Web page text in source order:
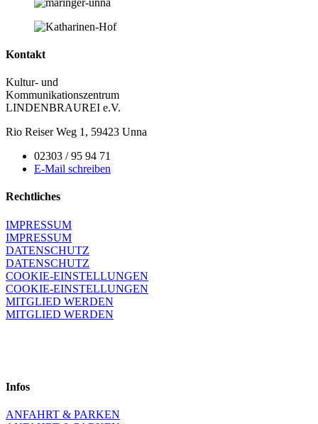
Kontakt
Kultur- und
Kommunikationszentrum
LINDENBRAUREI e.V.
Rio Reiser Weg 1, 59423 Unna
02303 / 95 94 71
E-Mail schreiben
Rechtliches
IMPRESSUM
IMPRESSUM
DATENSCHUTZ
DATENSCHUTZ
COOKIE-EINSTELLUNGEN
COOKIE-EINSTELLUNGEN
MITGLIED WERDEN
MITGLIED WERDEN
Infos
ANFAHRT & PARKEN